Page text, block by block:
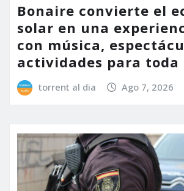
Bonaire convierte el
solar en una
con música,
actividades para
torrent al dia Ago 7, 2026